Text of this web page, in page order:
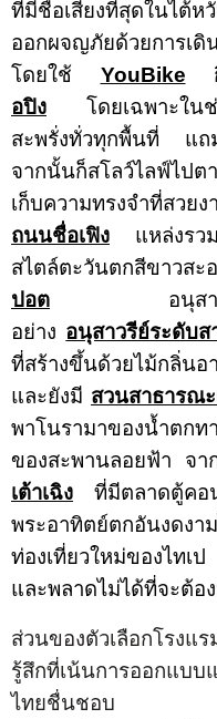
ที่มีชื่อเสียงที่สุดในไต้ห
ออกผจญภัยด้วยการเดิ
โดยใช้ YouBike
อปิง
โดยเฉพาะใน
สะพรั่งทั่วทุกพื้นที่ แถม
จากนั้นก็สโลว์ไลฟ์ไปต
เก็บความทรงจำที่สว
ถนนชื่อเฟิง แหล่งรว
สไตล์ตะวันตกสี
ปอต อนุสาวรีย์เก่
อย่าง อนุสาวรีย์ระดับส
ที่สร้างขึ้นด้วยไม้กลิ่น
และยังมี สวนสาธารณ
พาโนรามาของน้ำตก
ของสะพานลอยฟ้า จ
เต้าเฉิง ที่มีตลาดตู้คอ
พระอาทิตย์ตกอันงดง
ท่องเที่ยวใหม่ของไทเ
และพลาดไม่ได้ที่จะต้อ
ส่วนของตัวเลือกโรงแ
รู้สึกที่เน้นการออกแบบ
ไทยชื่นชอบ